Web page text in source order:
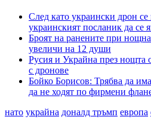
След като украински дрон
украинският посланик да
Броят на ранените при
увеличи на 12 души
Русия и Украйна през нощта
с дронове
Бойко Борисов: Трябва да
да не ходят по фирмени
нато украйна доналд тръмп европа